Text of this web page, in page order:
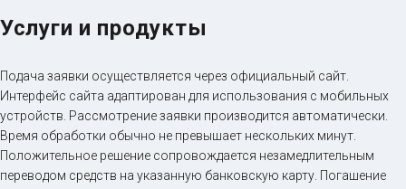
Услуги и продукты
Подача заявки осуществляется через официальный сайт.
Интерфейс сайта адаптирован для использования с мобильных
устройств. Рассмотрение заявки производится автоматически.
Время обработки обычно не превышает нескольких минут.
Положительное решение сопровождается незамедлительным
переводом средств на указанную банковскую карту. Погашение